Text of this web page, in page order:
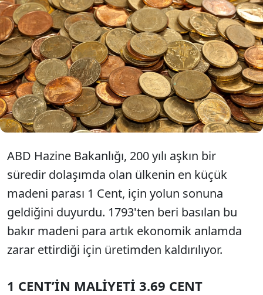
ABD, 1 Cent’i üretim maliyeti yüzünden
tedavülden kaldırıyor. Almanya’da ise
bozuk paralar için yuvarlama sistemi
gündemde. Peki, halk ne diyor?
ABD Hazine Bakanlığı, 200 yılı aşkın bir
süredir dolaşımda olan ülkenin en küçük
madeni parası 1 Cent, için yolun sonuna
geldiğini duyurdu. 1793'ten beri basılan bu
bakır madeni para artık ekonomik anlamda
zarar ettirdiği için üretimden kaldırılıyor.
1 CENT’İN MALİYETİ 3.69 CENT